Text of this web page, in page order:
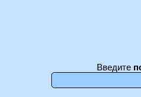
Введите